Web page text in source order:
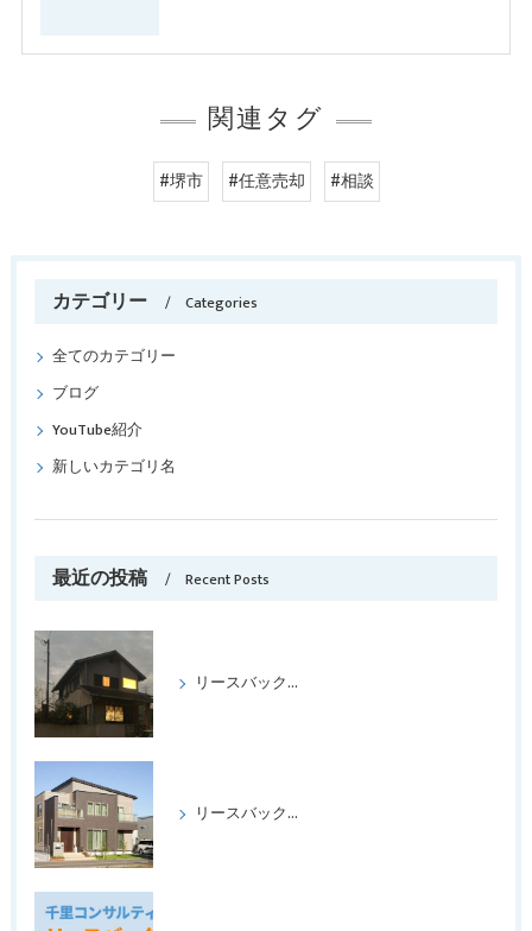
関連タグ
#堺市 #任意売却 #相談
カテゴリー Categories
全てのカテゴリー
ブログ
YouTube紹介
新しいカテゴリ名
最近の投稿 Recent Posts
リースバックをして喜ばれたケース パートⅢ
リースバックをして、喜ばれたケース、パートⅡ